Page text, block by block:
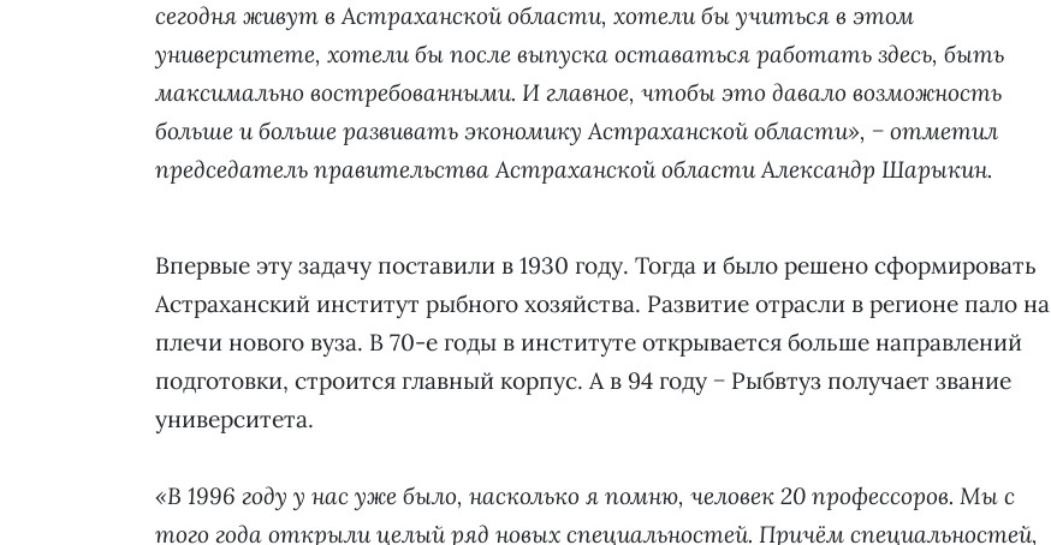
сегодня живут в Астраханской области, хотели бы учиться в этом
университете, хотели бы после выпуска оставаться работать здесь, быть
максимально востребованными. И главное, чтобы это давало возможность
больше и больше развивать экономику Астраханской области», − отметил
председатель правительства Астраханской области Александр Шарыкин.
Впервые эту задачу поставили в 1930 году. Тогда и было решено сформировать
Астраханский институт рыбного хозяйства. Развитие отрасли в регионе пало на
плечи нового вуза. В 70-е годы в институте открывается больше направлений
подготовки, строится главный корпус. А в 94 году − Рыбвтуз получает звание
университета.
«В 1996 году у нас уже было, насколько я помню, человек 20 профессоров. Мы с
того года открыли целый ряд новых специальностей. Причём специальностей,